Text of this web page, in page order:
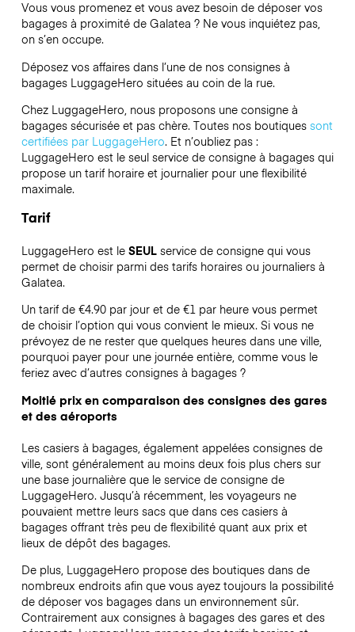
Vous vous promenez et vous avez besoin de déposer vos
bagages à proximité de Galatea ? Ne vous inquiétez pas,
on s’en occupe.
Déposez vos affaires dans l’une de nos consignes à
bagages LuggageHero situées au coin de la rue.
Chez LuggageHero, nous proposons une consigne à
bagages sécurisée et pas chère. Toutes nos boutiques sont
certifiées par LuggageHero. Et n’oubliez pas :
LuggageHero est le seul service de consigne à bagages qui
propose un tarif horaire et journalier pour une flexibilité
maximale.
Tarif
LuggageHero est le SEULservice de consigne qui vous
permet de choisir parmi des tarifs horaires ou journaliers à
Galatea.
Un tarif de €4.90 par jour et de €1 par heure vous permet
de choisir l’option qui vous convient le mieux. Si vous ne
prévoyez de ne rester que quelques heures dans une ville,
pourquoi payer pour une journée entière, comme vous le
feriez avec d’autres consignes à bagages ?
Moitié prix en comparaison des consignes des gares
et des aéroports
Les casiers à bagages, également appelées consignes de
ville, sont généralement au moins deux fois plus chers sur
une base journalière que le service de consigne de
LuggageHero. Jusqu’à récemment, les voyageurs ne
pouvaient mettre leurs sacs que dans ces casiers à
bagages offrant très peu de flexibilité quant aux prix et
lieux de dépôt des bagages.
De plus, LuggageHero propose des boutiques dans de
nombreux endroits afin que vous ayez toujours la possibilité
de déposer vos bagages dans un environnement sûr.
Contrairement aux consignes à bagages des gares et des